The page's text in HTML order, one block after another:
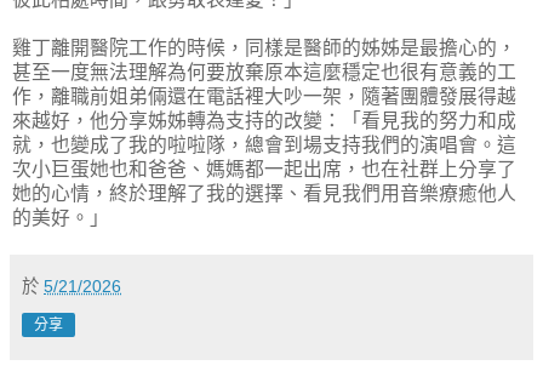
雞丁離開醫院工作的時候，同樣是醫師的姊姊是最擔心的，
甚至一度無法理解為何要放棄原本這麼穩定也很有意義的工
作，離職前姐弟倆還在電話裡大吵一架，隨著團體發展得越
來越好，他分享姊姊轉為支持的改變：「看見我的努力和成
就，也變成了我的啦啦隊，總會到場支持我們的演唱會。這
次小巨蛋她也和爸爸、媽媽都一起出席，也在社群上分享了
她的心情，終於理解了我的選擇、看見我們用音樂療癒他人
的美好。」
於 5/21/2026
分享